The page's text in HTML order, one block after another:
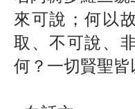
來可說；何以
取、不可說、
何？一切賢聖皆